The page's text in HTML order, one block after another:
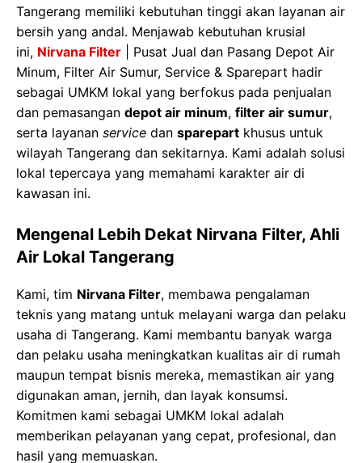
Tangerang memiliki kebutuhan tinggi akan layanan air
bersih yang andal. Menjawab kebutuhan krusial
ini, Nirvana Filter | Pusat Jual dan Pasang Depot Air
Minum, Filter Air Sumur, Service & Sparepart hadir
sebagai UMKM lokal yang berfokus pada penjualan
dan pemasangan depot air minum, filter air sumur,
serta layanan service dan sparepart khusus untuk
wilayah Tangerang dan sekitarnya. Kami adalah solusi
lokal tepercaya yang memahami karakter air di
kawasan ini.
Mengenal Lebih Dekat Nirvana Filter, Ahli
Air Lokal Tangerang
Kami, tim Nirvana Filter, membawa pengalaman
teknis yang matang untuk melayani warga dan pelaku
usaha di Tangerang. Kami membantu banyak warga
dan pelaku usaha meningkatkan kualitas air di rumah
maupun tempat bisnis mereka, memastikan air yang
digunakan aman, jernih, dan layak konsumsi.
Komitmen kami sebagai UMKM lokal adalah
memberikan pelayanan yang cepat, profesional, dan
hasil yang memuaskan.